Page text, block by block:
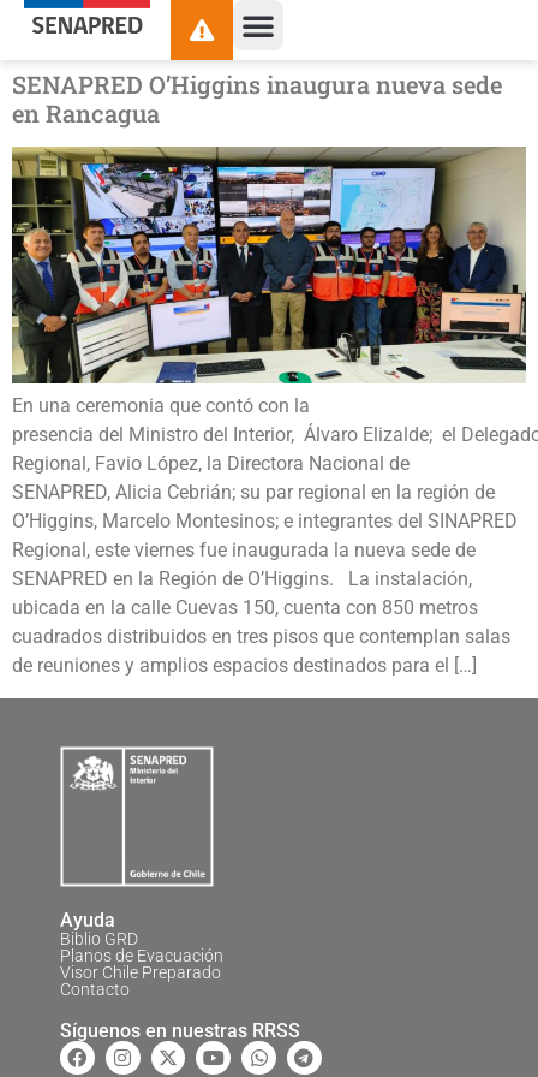
contenido
SENAPRED O’Higgins inaugura nueva sede
en Rancagua
En una ceremonia que contó con la
presencia del Ministro del Interior, Álvaro Elizalde; el
Regional, Favio López, la Directora Nacional de
SENAPRED, Alicia Cebrián; su par regional en la región de
O’Higgins, Marcelo Montesinos; e integrantes del SINAPRED
Regional, este viernes fue inaugurada la nueva sede de
SENAPRED en la Región de O’Higgins. La instalación,
ubicada en la calle Cuevas 150, cuenta con 850 metros
cuadrados distribuidos en tres pisos que contemplan salas
de reuniones y amplios espacios destinados para el […]
Ayuda
Biblio GRD
Planos de Evacuación
Visor Chile Preparado
Contacto
Síguenos en nuestras RRSS